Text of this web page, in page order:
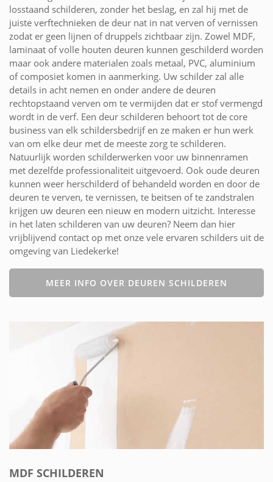
losstaand schilderen, zonder het beslag, en zal hij met de
juiste verftechnieken de deur nat in nat verven of vernissen
zodat er geen lijnen of druppels zichtbaar zijn. Zowel MDF,
laminaat of volle houten deuren kunnen geschilderd worden
maar ook andere materialen zoals metaal, PVC, aluminium
of composiet komen in aanmerking. Uw schilder zal alle
details in acht nemen en onder andere de deuren
rechtopstaand verven om te vermijden dat er stof vermengd
wordt in de verf. Een deur schilderen behoort tot de core
business van elk schildersbedrijf en ze maken er hun werk
van om elke deur met de meeste zorg te schilderen.
Natuurlijk worden schilderwerken voor uw binnenramen
met dezelfde professionaliteit uitgevoerd. Ook oude deuren
kunnen weer herschilderd of behandeld worden en door de
deuren te verven, te vernissen, te beitsen of te zandstralen
krijgen uw deuren een nieuw en modern uitzicht. Interesse
in het laten schilderen van uw deuren? Neem dan hier
vrijblijvend contact op met onze vele ervaren schilders uit de
omgeving van Liedekerke!
MEER INFO OVER DEUREN SCHILDEREN
MDF SCHILDEREN